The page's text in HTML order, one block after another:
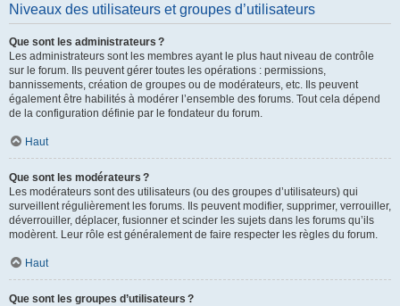
Niveaux des utilisateurs et groupes d’utilisateurs
Que sont les administrateurs ?
Les administrateurs sont les membres ayant le plus haut niveau de contrôle
sur le forum. Ils peuvent gérer toutes les opérations : permissions,
bannissements, création de groupes ou de modérateurs, etc. Ils peuvent
également être habilités à modérer l’ensemble des forums. Tout cela dépend
de la configuration définie par le fondateur du forum.
Haut
Que sont les modérateurs ?
Les modérateurs sont des utilisateurs (ou des groupes d’utilisateurs) qui
surveillent régulièrement les forums. Ils peuvent modifier, supprimer, verrouiller,
déverrouiller, déplacer, fusionner et scinder les sujets dans les forums qu’ils
modèrent. Leur rôle est généralement de faire respecter les règles du forum.
Haut
Que sont les groupes d’utilisateurs ?